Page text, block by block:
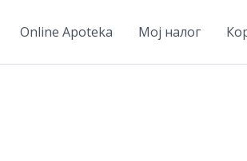
Online Apoteka Moj налог